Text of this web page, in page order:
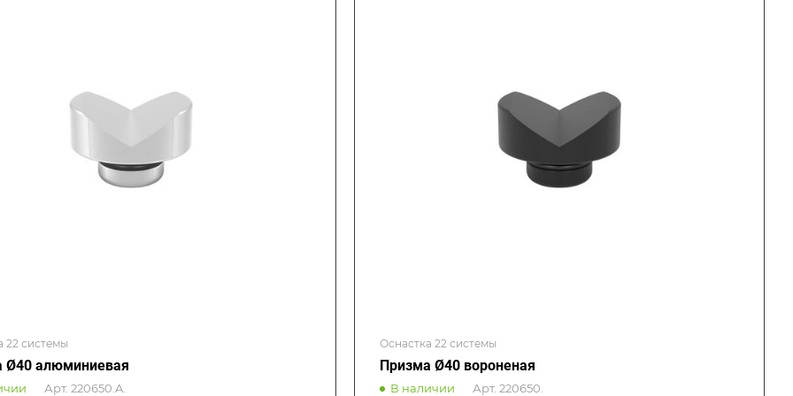
22 системы
Ø40 алюминиевая
Арт. 220650.A.
Оснастка 22 системы
Призма Ø40 вороненая
В наличии Арт. 220650.